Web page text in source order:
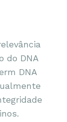
do DNA
DNA